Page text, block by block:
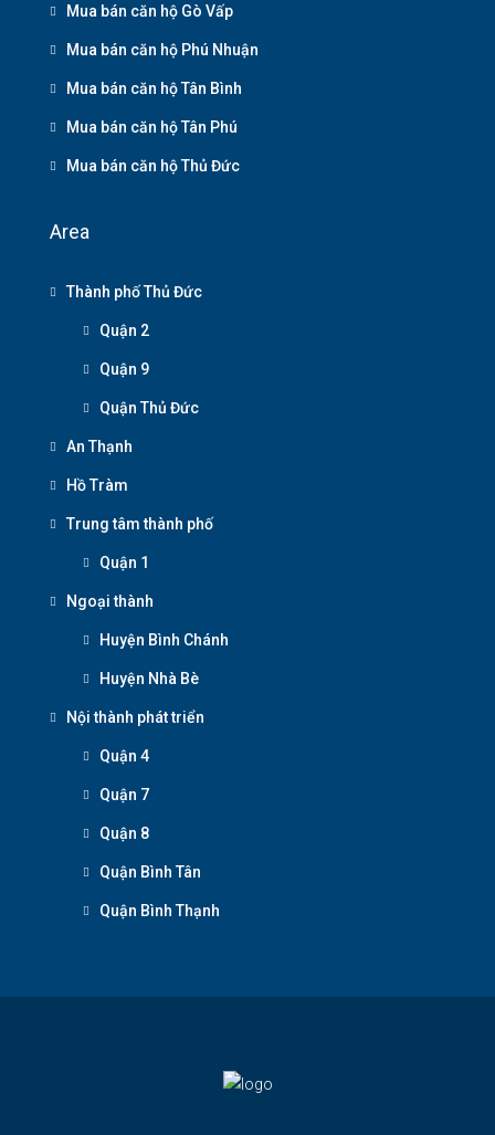
Mua bán căn hộ Gò Vấp
Mua bán căn hộ Phú Nhuận
Mua bán căn hộ Tân Bình
Mua bán căn hộ Tân Phú
Mua bán căn hộ Thủ Đức
Area
Thành phố Thủ Đức
Quận 2
Quận 9
Quận Thủ Đức
An Thạnh
Hồ Tràm
Trung tâm thành phố
Quận 1
Ngoại thành
Huyện Bình Chánh
Huyện Nhà Bè
Nội thành phát triển
Quận 4
Quận 7
Quận 8
Quận Bình Tân
Quận Bình Thạnh